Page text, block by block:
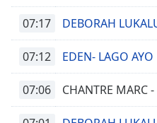
07:17 DEBORAH
07:12 EDEN- LAGO AYO
07:06 CHANTRE MARC